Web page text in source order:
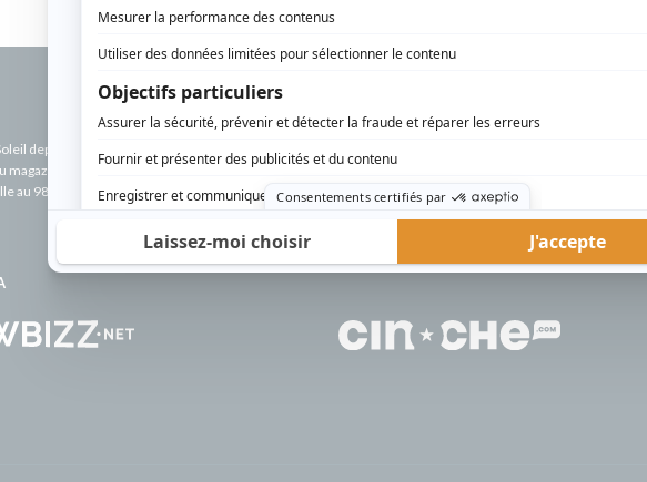
depuis 2001, Richard Therrien carbure à son petit écran. Celui qu’on surnomme parfois «l’encyclopédie de
magazine TV Hebdo de 1996 à 2001. Sa spécialité: la télé québécoise. On peut l’entendre régulièrement
au 98,5.